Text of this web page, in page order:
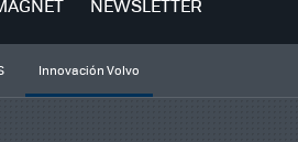
Innovación Volvo